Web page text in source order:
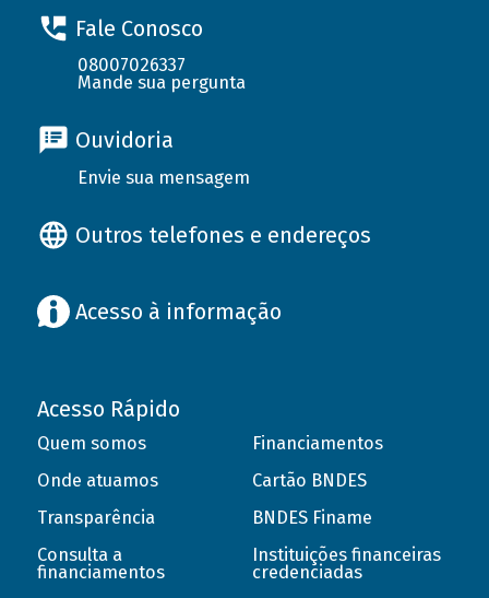
Fale Conosco
08007026337
Mande sua pergunta
Ouvidoria
Envie sua mensagem
Outros telefones e endereços
Acesso à informação
Acesso Rápido
Quem somos
Onde atuamos
Transparência
Consulta a
financiamentos
Financiamentos
Cartão BNDES
BNDES Finame
Instituições financeiras
credenciadas